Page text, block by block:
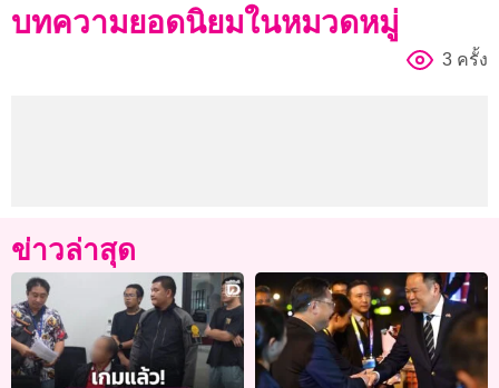
บทความยอดนิยมในหมวดหมู่
3 ครั้ง
ข่าวล่าสุด